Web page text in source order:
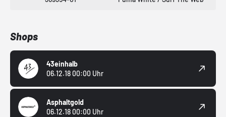
Shops
43einhalb
06.12.18 00:00 Uhr
Asphaltgold
06.12.18 00:00 Uhr